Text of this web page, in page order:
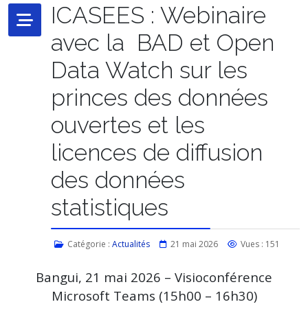
ICASEES : Webinaire
avec la BAD et Open
Data Watch sur les
princes des données
ouvertes et les
licences de diffusion
des données
statistiques
Catégorie : Actualités 21 mai 2026 Vues : 151
Bangui, 21 mai 2026 – Visioconférence
Microsoft Teams (15h00 – 16h30)